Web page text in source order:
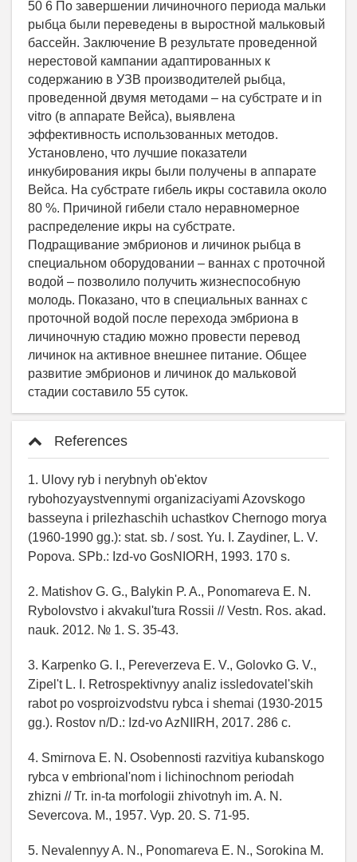
References
1. Ulovy ryb i nerybnyh ob'ektov
rybohozyaystvennymi organizaciyami Azovskogo
basseyna i prilezhaschih uchastkov Chernogo morya
(1960-1990 gg.): stat. sb. / sost. Yu. I. Zaydiner, L. V.
Popova. SPb.: Izd-vo GosNIORH, 1993. 170 s.
2. Matishov G. G., Balykin P. A., Ponomareva E. N.
Rybolovstvo i akvakul'tura Rossii // Vestn. Ros. akad.
nauk. 2012. № 1. S. 35-43.
3. Karpenko G. I., Pereverzeva E. V., Golovko G. V.,
Zipel't L. I. Retrospektivnyy analiz issledovatel'skih
rabot po vosproizvodstvu rybca i shemai (1930-2015
gg.). Rostov n/D.: Izd-vo AzNIIRH, 2017. 286 c.
4. Smirnova E. N. Osobennosti razvitiya kubanskogo
rybca v embrional'nom i lichinochnom periodah
zhizni // Tr. in-ta morfologii zhivotnyh im. A. N.
Severcova. M., 1957. Vyp. 20. S. 71-95.
5. Nevalennyy A. N., Ponomareva E. N., Sorokina M.